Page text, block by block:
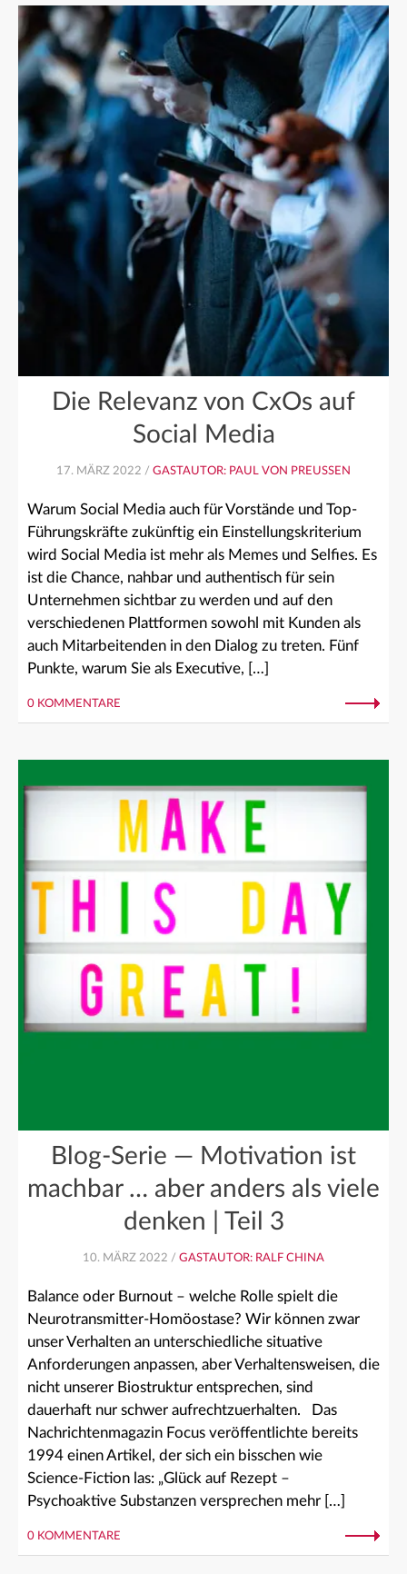
Die Relevanz von CxOs auf
Social Media
17. MÄRZ 2022 / GASTAUTOR: PAUL VON PREUSSEN
Warum Social Media auch für Vorstände und Top-
Führungskräfte zukünftig ein Einstellungskriterium
wird Social Media ist mehr als Memes und Selfies. Es
ist die Chance, nahbar und authentisch für sein
Unternehmen sichtbar zu werden und auf den
verschiedenen Plattformen sowohl mit Kunden als
auch Mitarbeitenden in den Dialog zu treten. Fünf
Punkte, warum Sie als Executive, […]
0 KOMMENTARE
Blog-Serie — Motivation ist
machbar … aber anders als viele
denken | Teil 3
10. MÄRZ 2022 / GASTAUTOR: RALF CHINA
Balance oder Burnout – welche Rolle spielt die
Neurotransmitter-Homöostase? Wir können zwar
unser Verhalten an unterschiedliche situative
Anforderungen anpassen, aber Verhaltensweisen, die
nicht unserer Biostruktur entsprechen, sind
dauerhaft nur schwer aufrechtzuerhalten. Das
Nachrichtenmagazin Focus veröffentlichte bereits
1994 einen Artikel, der sich ein bisschen wie
Science-Fiction las: „Glück auf Rezept –
Psychoaktive Substanzen versprechen mehr […]
0 KOMMENTARE